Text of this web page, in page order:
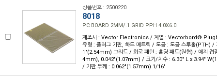
상품번호 : 2500220
8018
PC BOARD 2MM/.1 GRID PPH 4.0X6.0
제조사 : Vector Electronics / 계열 : Vectorbord®
유형 : 플러그 기판, 하드 메트릭 / 도금 : 도금 스루홀(PTH)
1"(2.54mm) 그리드 / 회로 패턴 : 홀당 패드(원형) / 에지 접
4mm), 0.042"(1.07mm) / 크기/치수 : 6.30" L x 3.94"
/ 기판 두께 : 0.062"(1.57mm) 1/16"